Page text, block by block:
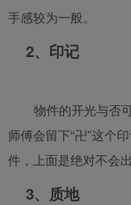
手感较为一般。
2、印记
物件的开光与否
师傅会留下“卍”这个
件，上面是绝对不会
3、质地